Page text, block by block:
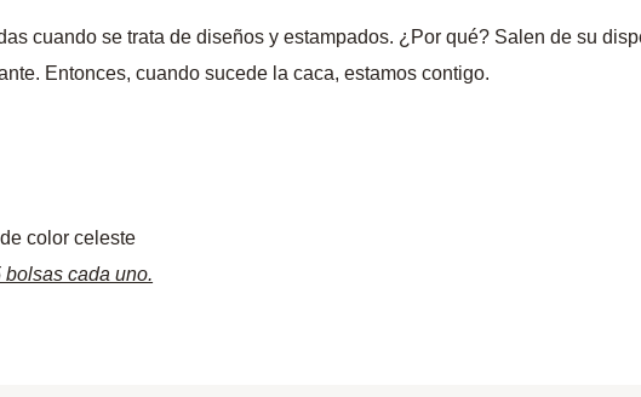
cuando se trata de diseños y estampados. ¿Por qué? Salen de su
Entonces, cuando sucede la caca, estamos contigo.
color celeste
cada uno.